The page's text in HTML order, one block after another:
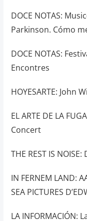
DOCE NOTAS:
Parkinson. Cómo
DOCE NOTAS:
Encontres
HOYESARTE: John
EL ARTE DE LA
Concert
THE REST IS
IN FERNEM LAND:
SEA PICTURES
LA INFORMACIÓN: